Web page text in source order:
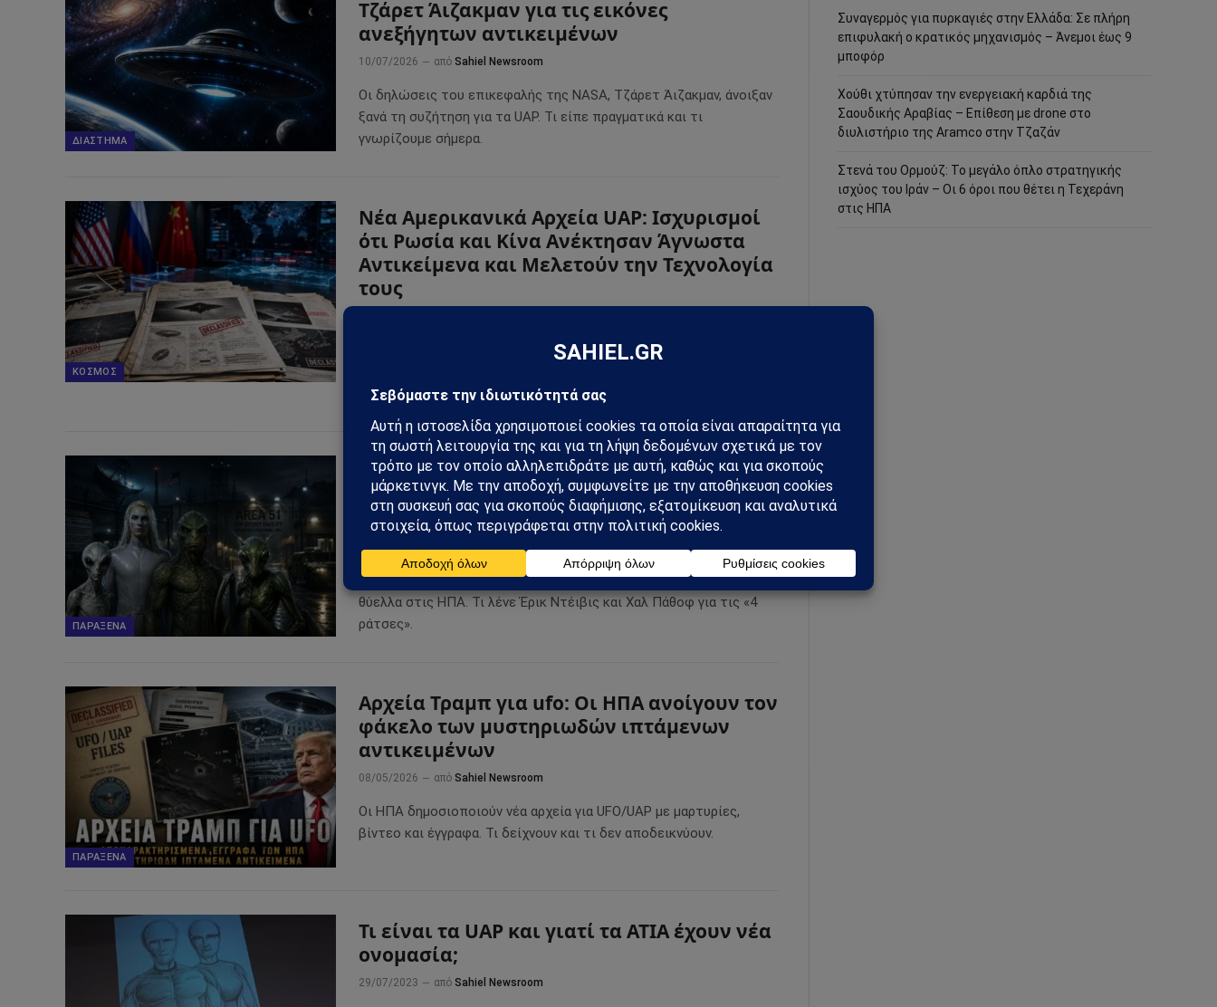
ΔΙΆΣΤΗΜΑ
Τζάρετ Άιζακμαν για τις εικόνες
ανεξήγητων αντικειμένων
10/07/2026 από Sahiel Newsroom
Οι δηλώσεις του επικεφαλής της NASA, Τζάρετ Άιζακμαν, άνοιξαν
ξανά τη συζήτηση για τα UAP. Τι είπε πραγματικά και τι
γνωρίζουμε σήμερα.
ΚΌΣΜΟΣ
Νέα Αμερικανικά Αρχεία UAP: Ισχυρισμοί
ότι Ρωσία και Κίνα Ανέκτησαν Άγνωστα
Αντικείμενα και Μελετούν την Τεχνολογία
τους
Νέα αποχαρακτηρισμένα αμερικανικά αρχεία για τα UAP
ανακτήσεις άγνωστων αντικειμένων.
ΠΑΡΆΞΕΝΑ
4 «ράτσες εξωγήινων» και μυστικά
προγράμματα των ΗΠΑ; Τι πραγματικά
ισχυρίζεται ο Δρ. Έρικ Ντέιβις
26/05/2026 από Sahiel Newsroom
Νέες αποκαλύψεις γύρω από UFO και εξωγήινα όντα προκαλούν
θύελλα στις ΗΠΑ. Τι λένε Έρικ Ντέιβις και Χαλ Πάθοφ για τις «4
ράτσες».
ΠΑΡΆΞΕΝΑ
Αρχεία Τραμπ για ufo: Οι ΗΠΑ ανοίγουν τον
φάκελο των μυστηριωδών ιπτάμενων
αντικειμένων
08/05/2026 από Sahiel Newsroom
Οι ΗΠΑ δημοσιοποιούν νέα αρχεία για UFO/UAP με μαρτυρίες,
βίντεο και έγγραφα. Τι δείχνουν και τι δεν αποδεικνύουν.
Τι είναι τα UAP και γιατί τα ΑΤΙΑ έχουν νέα
ονομασία;
29/07/2023 από Sahiel Newsroom
Συναγερμός για πυρκαγιές στην Ελλάδα: Σε πλήρη
επιφυλακή ο κρατικός μηχανισμός – Άνεμοι έως 9
μποφόρ
Χούθι χτύπησαν την ενεργειακή καρδιά της
Σαουδικής Αραβίας – Επίθεση με drone στο
διυλιστήριο της Aramco στην Τζαζάν
Στενά του Ορμούζ: Το μεγάλο όπλο στρατηγικής
ισχύος του Ιράν – Οι 6 όροι που θέτει η Τεχεράνη
στις ΗΠΑ